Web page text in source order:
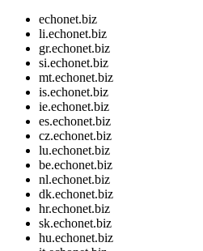
echonet.biz
li.echonet.biz
gr.echonet.biz
si.echonet.biz
mt.echonet.biz
is.echonet.biz
ie.echonet.biz
es.echonet.biz
cz.echonet.biz
lu.echonet.biz
be.echonet.biz
nl.echonet.biz
dk.echonet.biz
hr.echonet.biz
sk.echonet.biz
hu.echonet.biz